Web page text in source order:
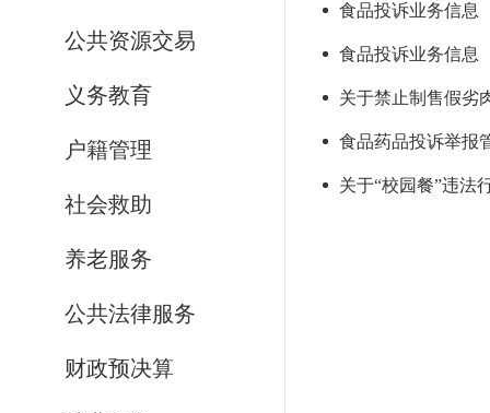
公共资源交易
义务教育
户籍管理
社会救助
养老服务
公共法律服务
财政预决算
食品投诉业务信息
食品投诉业务信息
关于禁止制售假劣
食品药品投诉举报
关于“校园餐”违法